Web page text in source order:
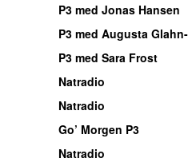
P3 med Jonas Hansen
P3 med Augusta
P3 med Sara Frost
Natradio
Natradio
Go’ Morgen P3
Natradio